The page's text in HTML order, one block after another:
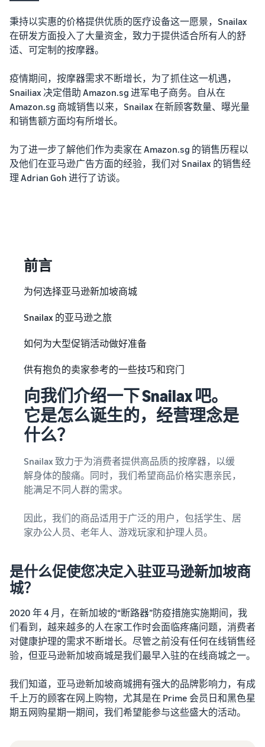
秉持以实惠的价格提供优质的医疗设备这一愿景，Snailax
在研发方面投入了大量资金，致力于提供适合所有人的舒
适、可定制的按摩器。
疫情期间，按摩器需求不断增长，为了抓住这一机遇，
Snailiax 决定借助 Amazon.sg 进军电子商务。自从在
Amazon.sg 商城销售以来，Snailax 在新顾客数量、曝光量
和销售额方面均有所增长。
为了进一步了解他们作为卖家在 Amazon.sg 的销售历程以
及他们在亚马逊广告方面的经验，我们对 Snailax 的销售经
理 Adrian Goh 进行了访谈。
前言
为何选择亚马逊新加坡商城
Snailax 的亚马逊之旅
如何为大型促销活动做好准备
供有抱负的卖家参考的一些技巧和窍门
向我们介绍一下 Snailax 吧。
它是怎么诞生的，经营理念是
什么？
Snailax 致力于为消费者提供高品质的按摩器，以缓
解身体的酸痛。同时，我们希望商品价格实惠亲民，
能满足不同人群的需求。
因此，我们的商品适用于广泛的用户，包括学生、居
家办公人员、老年人、游戏玩家和护理人员。
是什么促使您决定入驻亚马逊新加坡商
城？
2020 年 4 月，在新加坡的“断路器”防疫措施实施期间，我
们看到，越来越多的人在家工作时会面临疼痛问题，消费者
对健康护理的需求不断增长。尽管之前没有任何在线销售经
验，但亚马逊新加坡商城是我们最早入驻的在线商城之一。
我们知道，亚马逊新加坡商城拥有强大的品牌影响力，有成
千上万的顾客在网上购物，尤其是在 Prime 会员日和黑色星
期五网购星期一期间，我们希望能参与这些盛大的活动。